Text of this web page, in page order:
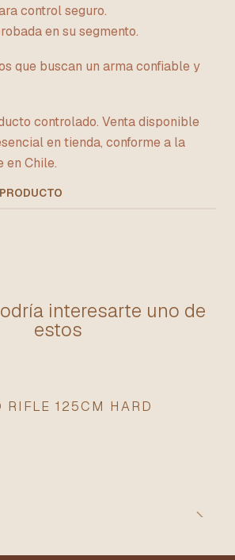
control seguro.
en su segmento.
que buscan un arma confiable y
controlado. Venta disponible
en tienda, conforme a la
en Chile.
interesarte uno de
estos
RIFLE 125CM HARD